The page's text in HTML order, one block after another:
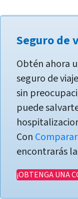
Seguro de
Obtén ahora
seguro de
sin
puede
Con
encontrarás
¡OBTENGA UNA